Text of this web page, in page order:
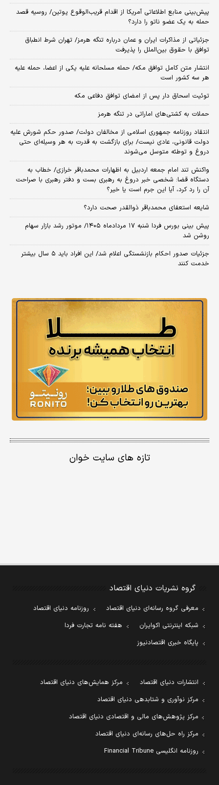
پیش‌بینی منابع اطلاعاتی آمریکا از اقدام قریب‌الوقوع پوتین/ روسیه قصد
حمله به یک عضو ناتو را دارد؟
جزئیاتی از مذاکرات ایران و عمان درباره تنگه هرمز/ تهران شرط انطباق
توافق با حقوق بین‌الملل را پذیرفت
انتشار متن کامل توافق مکه/ حمله مسلحانه علیه یکی از اعضا، حمله علیه
هر سه کشور است
توئیت اسحاق دار پس از امضای توافق دفاعی مکه
حملات به کشتی‌های اماراتی در تنگه هرمز
انتقاد روزنامه جمهوری اسلامی از مخالفان دولت/ صدور حکم شورش علیه
دولت قانونی، عادی نیست/ برای بازگشت به قدرت به هر وسیله‌ای حتی
دروغ و توطئه متوسل می‌شوند
واکنش تند امام جمعه اردبیل به اظهارات محمدباقر خرازی/ خطاب به
دستگاه قضا: شخصی خبر دروغ به رهبری بست و دفتر رهبری با صراحت
آن را رد کرد، آیا این جرم است یا خیر؟
شایعه استعفای محمدباقر ذوالقدر صحت دارد؟
پیش بینی بورس فردا شنبه ۱۷ مردادماه ۱۴۰۵/ موتور رشد بازار سهام
روشن شد
جزئیات صدور احکام بازنشستگی اعلام شد/ این افراد باید ۵ سال بیشتر
خدمت کنند
تازه های سایت خوان
گروه نشریات دنیای اقتصاد
معرفی گروه رسانه‌ای دنیای اقتصاد
روزنامه دنیای اقتصاد
شبکه اینترنتی اکوایران
هفته نامه تجارت فردا
پایگاه خبری اقتصادنیوز
انتشارات دنیای اقتصاد
مرکز همایش‌های دنیای اقتصاد
مرکز نوآوری و شتابدهی دنیای اقتصاد
مرکز پژوهش‌های مالی و اقتصادی دنیای اقتصاد
مرکز راه حل‌های رسانه‌ای دنیای اقتصاد
روزنامه انگلیسی Financial Tribune